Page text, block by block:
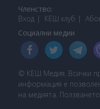
Членство:
Вход
КЕШ клуб Або
Социални медии
© КЕШ Медия. Всички
информация е
на медията.